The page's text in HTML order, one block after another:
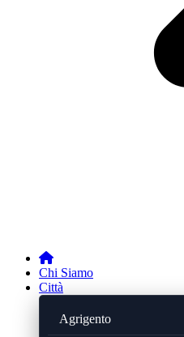
Chi Siamo
Città
Agrigento